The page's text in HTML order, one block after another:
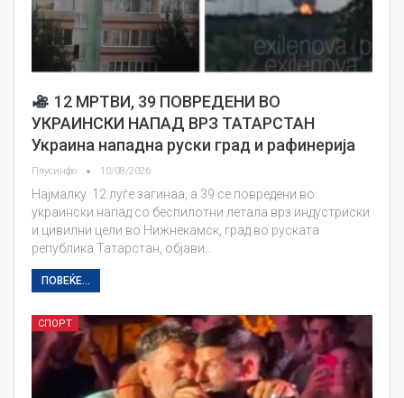
12 МРТВИ, 39 ПОВРЕДЕНИ ВО
УКРАИНСКИ НАПАД ВРЗ ТАТАРСТАН
Украина нападна руски град и рафинерија
Плусинфо 10/08/2026
Најмалку 12 луѓе загинаа, а 39 се повредени во
украински напад со беспилотни летала врз индустриски
и цивилни цели во Нижнекамск, град во руската
република Татарстан, објави…
ПОВЕЌЕ...
СПОРТ